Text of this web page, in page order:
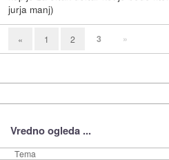
jurja manj)
« 1 2 3 »
Vredno ogleda ...
Tema